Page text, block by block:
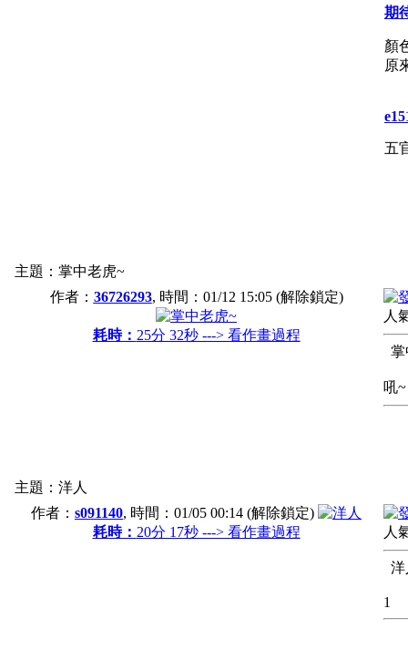
期
顏
原
五
主題：掌中老虎~
作者： 36726293, 時間： 01/12 15:05(解除鎖定)
耗時： 25分 32秒 ---> 看作畫過程
人
掌
吼~
主題：洋人
作者： s091140, 時間： 01/05 00:14 (解除鎖定)
耗時： 20分 17秒 ---> 看作畫過程 人
洋
1